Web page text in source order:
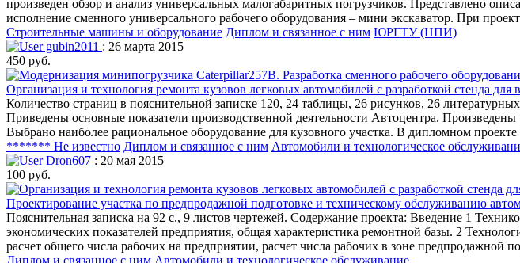
произведен обзор и анализ универсальных малогабаритных погрузчиков. Представлено
исполнение сменного универсального рабочего оборудования – мини экскаватор. При
Строительные машины и оборудование Диплом и связанное с ним ЮРГТУ (НПИ)
gubin2011 : 26 марта 2015
450 руб.
Организация и технология ремонта кузовов легковых автомобилей с разработкой стенда для
Количество страниц в пояснительной записке 120, 24 таблицы, 26 рисунков, 26
Приведены основные показатели производственной деятельности Автоцентра.
Выбрано наиболее рациональное оборудование для кузовного участка. В дипломном
******* Не известно Диплом и связанное с ним Автомобили и технологическое
Dron607 : 20 мая 2015
100 руб.
Проектирование участка по предпродажной подготовке и техническому обслуживанию
Пояснительная записка на 92 с., 9 листов чертежей. Содержание проекта: Введение 1
экономических показателей предприятия, общая характеристика ремонтной базы. 2
расчет общего числа рабочих на предприятии, расчет числа рабочих в зоне предпродажной
Диплом и связанное с ним Автомобили и технологическое обслуживание